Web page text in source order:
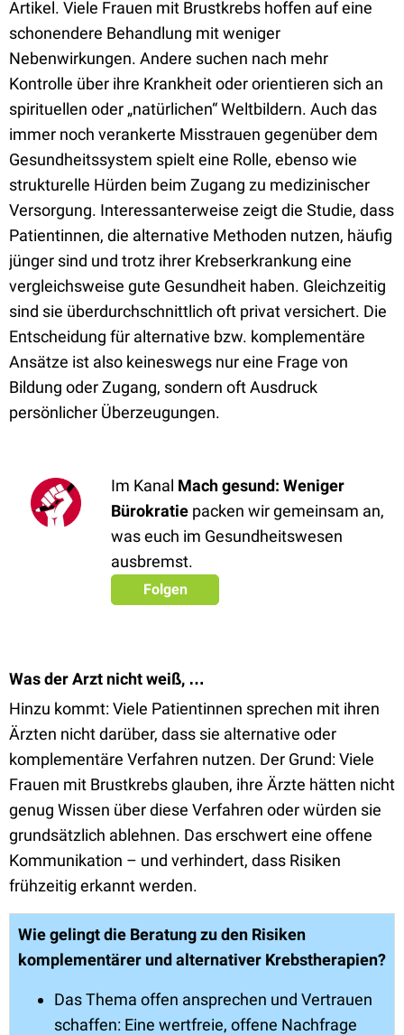
Artikel. Viele Frauen mit Brustkrebs hoffen auf eine
schonendere Behandlung mit weniger
Nebenwirkungen. Andere suchen nach mehr
Kontrolle über ihre Krankheit oder orientieren sich an
spirituellen oder „natürlichen“ Weltbildern. Auch das
immer noch verankerte Misstrauen gegenüber dem
Gesundheitssystem spielt eine Rolle, ebenso wie
strukturelle Hürden beim Zugang zu medizinischer
Versorgung. Interessanterweise zeigt die Studie, dass
Patientinnen, die alternative Methoden nutzen, häufig
jünger sind und trotz ihrer Krebserkrankung eine
vergleichsweise gute Gesundheit haben. Gleichzeitig
sind sie überdurchschnittlich oft privat versichert. Die
Entscheidung für alternative bzw. komplementäre
Ansätze ist also keineswegs nur eine Frage von
Bildung oder Zugang, sondern oft Ausdruck
persönlicher Überzeugungen.
Im Kanal Mach gesund: Weniger
Bürokratie packen wir gemeinsam an,
was euch im Gesundheitswesen
ausbremst.
Folgen
Was der Arzt nicht weiß, …
Hinzu kommt: Viele Patientinnen sprechen mit ihren
Ärzten nicht darüber, dass sie alternative oder
komplementäre Verfahren nutzen. Der Grund: Viele
Frauen mit Brustkrebs glauben, ihre Ärzte hätten nicht
genug Wissen über diese Verfahren oder würden sie
grundsätzlich ablehnen. Das erschwert eine offene
Kommunikation – und verhindert, dass Risiken
frühzeitig erkannt werden.
Wie gelingt die Beratung zu den Risiken
komplementärer und alternativer Krebstherapien?
Das Thema offen ansprechen und Vertrauen
schaffen: Eine wertfreie, offene Nachfrage